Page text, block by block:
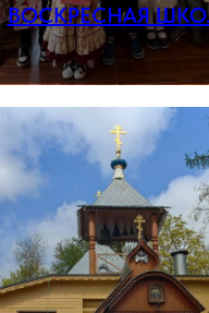
ВОСКРЕСНАЯ